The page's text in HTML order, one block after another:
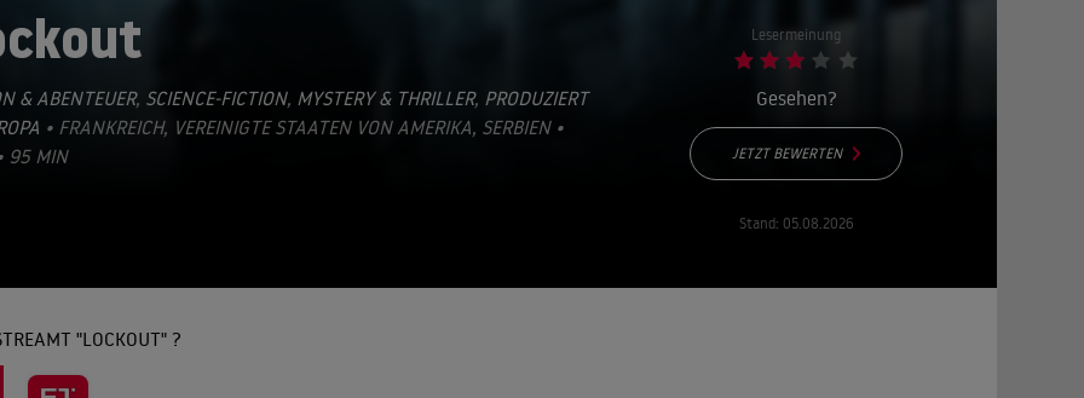
& ABENTEUER, SCIENCE-FICTION, MYSTERY & THRILLER, PRODUZIERT
• FRANKREICH, VEREINIGTE STAATEN VON AMERIKA, SERBIEN •
95 MIN
Lesermeinung
Gesehen?
JETZT BEWERTEN
Stand: 05.08.2026
"LOCKOUT" ?